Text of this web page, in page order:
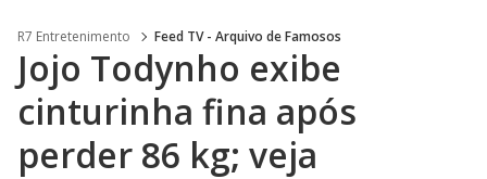
R7 Entretenimento Feed TV - Arquivo de Famosos
Jojo Todynho exibe
cinturinha fina após
perder 86 kg; veja